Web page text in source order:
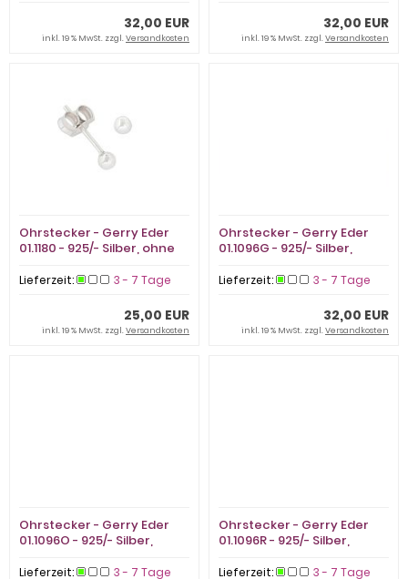
32,00 EUR
inkl. 19 % MwSt. zzgl.Versandkosten
32,00 EUR
inkl. 19 % MwSt. zzgl.Versandkosten
Ohrstecker - Gerry Eder
01.1180 - 925/- Silber, ohne
Lieferzeit: 3 - 7 Tage
25,00 EUR
inkl. 19 % MwSt. zzgl.Versandkosten
Ohrstecker - Gerry Eder
01.1096G - 925/- Silber,
Lieferzeit: 3 - 7 Tage
32,00 EUR
inkl. 19 % MwSt. zzgl.Versandkosten
Ohrstecker - Gerry Eder
01.1096O - 925/- Silber,
Lieferzeit: 3 - 7 Tage
Ohrstecker - Gerry Eder
01.1096R - 925/- Silber,
Lieferzeit: 3 - 7 Tage